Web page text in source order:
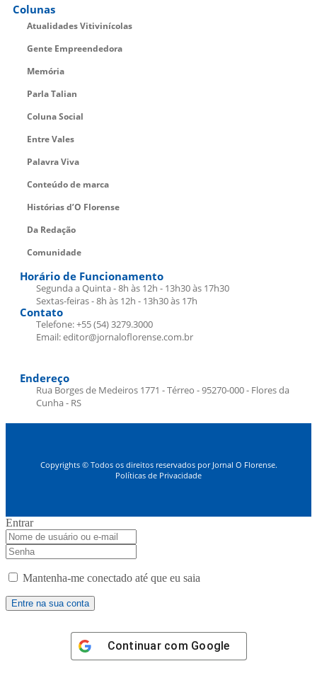
Colunas
Atualidades Vitivinícolas
Gente Empreendedora
Memória
Parla Talian
Coluna Social
Entre Vales
Palavra Viva
Conteúdo de marca
Histórias d’O Florense
Da Redação
Comunidade
Horário de Funcionamento
Segunda a Quinta - 8h às 12h - 13h30 às 17h30
Sextas-feiras - 8h às 12h - 13h30 às 17h
Contato
Telefone: +55 (54) 3279.3000
Email: editor@jornaloflorense.com.br
Endereço
Rua Borges de Medeiros 1771 - Térreo - 95270-000 - Flores da
Cunha - RS
Copyrights © Todos os direitos reservados por Jornal O Florense.
Políticas de Privacidade
Entrar
Mantenha-me conectado até que eu saia
Continuar com Google